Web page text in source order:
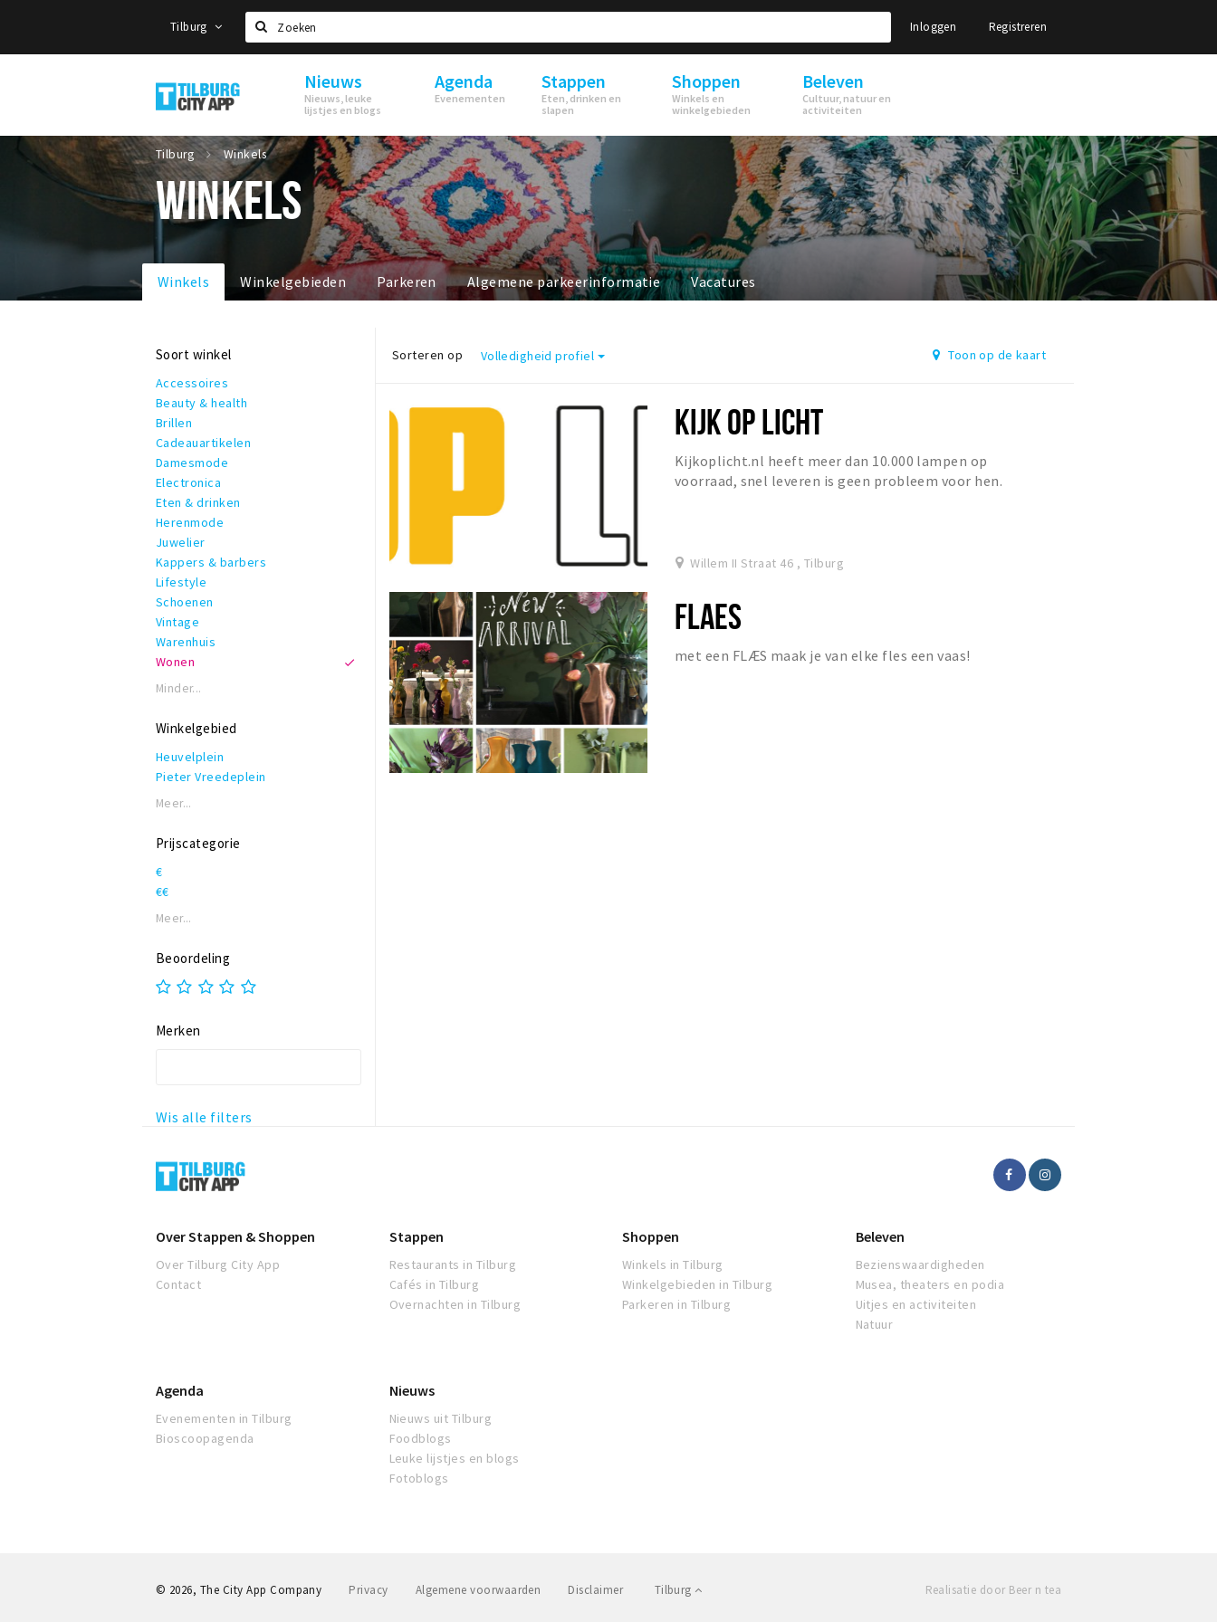
Tilburg
Zoeken
Inloggen Registreren
Tilburg Nieuws
Nieuws, leuke
lijstjes en blogs
Agenda
Evenementen
Stappen
Eten, drinken en
slapen
Shoppen
Winkels en
winkelgebieden
Beleven
Cultuur, natuur en
activiteiten
Tilburg Winkels
WINKELS
Winkels Winkelgebieden Parkeren Algemene parkeerinformatie Vacatures
Soort winkel
Accessoires
Beauty & health
Brillen
Cadeauartikelen
Damesmode
Electronica
Eten & drinken
Herenmode
Juwelier
Kappers & barbers
Lifestyle
Schoenen
Vintage
Warenhuis
Wonen
Minder...
Winkelgebied
Heuvelplein
Pieter Vreedeplein
Meer...
Prijscategorie
€
€€
Meer...
Beoordeling
Merken
Wis alle filters
Sorteren op Volledigheid profiel Toon op de kaart
KIJK OP LICHT
Kijkoplicht.nl heeft meer dan 10.000 lampen op
voorraad, snel leveren is geen probleem voor hen.
Willem II Straat 46 , Tilburg
FLAES
met een FLÆS maak je van elke fles een vaas!
Tilburg
Over Stappen & Shoppen
Over Tilburg City App
Contact
Stappen
Restaurants in Tilburg
Cafés in Tilburg
Overnachten in Tilburg
Shoppen
Winkels in Tilburg
Winkelgebieden in Tilburg
Parkeren in Tilburg
Beleven
Bezienswaardigheden
Musea, theaters en podia
Uitjes en activiteiten
Natuur
Agenda
Evenementen in Tilburg
Bioscoopagenda
Nieuws
Nieuws uit Tilburg
Foodblogs
Leuke lijstjes en blogs
Fotoblogs
Privacy Algemene voorwaarden Disclaimer Tilburg
© 2026, The City App Company Realisatie door Beer n tea